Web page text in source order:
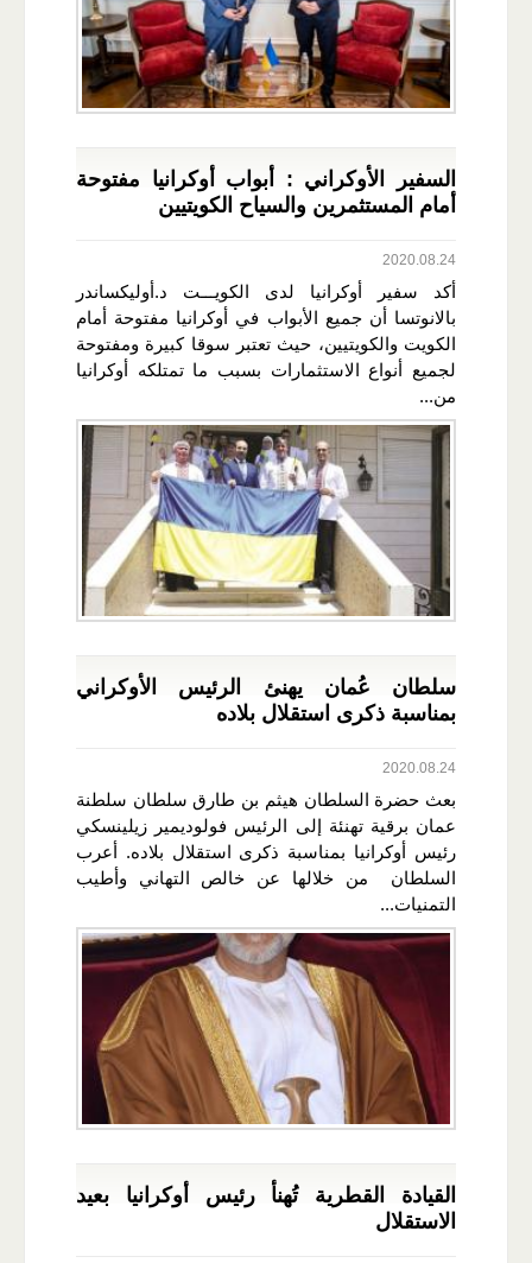
السفير الأوكراني : أبواب أوكرانيا مفتوحة
أمام المستثمرين والسياح الكويتيين
2020.08.24
أكد سفير أوكرانيا لدى الكويـــت د.أوليكساندر
بالانوتسا أن جميع الأبواب في أوكرانيا مفتوحة أمام
الكويت والكويتيين، حيث تعتبر سوقا كبيرة ومفتوحة
لجميع أنواع الاستثمارات بسبب ما تمتلكه أوكرانيا
من...
سلطان عُمان يهنئ الرئيس الأوكراني
بمناسبة ذكرى استقلال بلاده
2020.08.24
بعث حضرة السلطان هيثم بن طارق سلطان سلطنة
عمان برقية تهنئة إلى الرئيس فولوديمير زيلينسكي
رئيس أوكرانيا بمناسبة ذكرى استقلال بلاده. أعرب
السلطان من خلالها عن خالص التهاني وأطيب
التمنيات...
القيادة القطرية تُهنأ رئيس أوكرانيا بعيد
الاستقلال